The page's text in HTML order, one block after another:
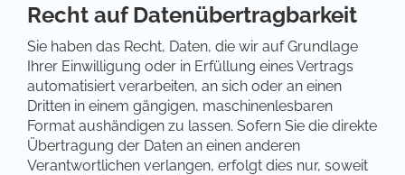
Recht auf Datenübertragbarkeit
Sie haben das Recht, Daten, die wir auf Grundlage
Ihrer Einwilligung oder in Erfüllung eines Vertrags
automatisiert verarbeiten, an sich oder an einen
Dritten in einem gängigen, maschinenlesbaren
Format aushändigen zu lassen. Sofern Sie die direkte
Übertragung der Daten an einen anderen
Verantwortlichen verlangen, erfolgt dies nur, soweit